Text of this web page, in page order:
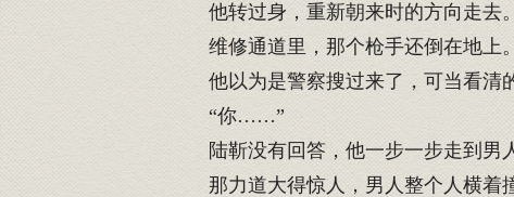
他转过身，重新朝来时的方向走去。
维修通道里，那个枪手还倒在地上
他以为是警察搜过来了，可当看清
“你……”
陆靳没有回答，他一步一步走到男
那力道大得惊人，男人整个人横着